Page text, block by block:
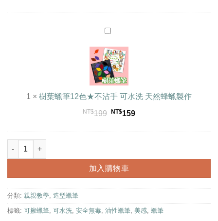
色
畫
+
遊
戲
幼
兒
毒
蠟
筆
格：
樹
蠟
筆
12
色
★
不
手
洗
然
蠟
1 × 樹葉蠟筆12色★不沾手 可水洗 天然蜂蠟製作
NT$199 原
NT$199。
NT$159目
NT$159。
豌豆蠟筆30色
加入購物車
分類: 親親教學 造型蠟筆
標籤: 可擦蠟筆 可水洗 安全無毒 油性蠟筆 美感 蠟筆